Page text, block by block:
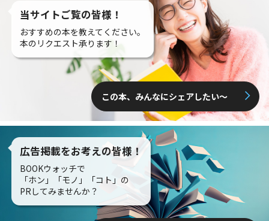
当サイトご覧の皆様！
おすすめの本を教えてください。
本のリクエスト承ります！
この本、みんなにシェアしたい〜
広告掲載をお考えの皆様！
BOOKウォッチで
「ホン」「モノ」「コト」の
PRしてみませんか？